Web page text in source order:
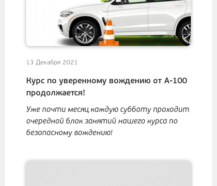
13 Декабря 2021
Курс по уверенному вождению от А-100
продолжается!
Уже почти месяц каждую субботу проходит
очередной блок занятий нашего курса по
безопасному вождению!